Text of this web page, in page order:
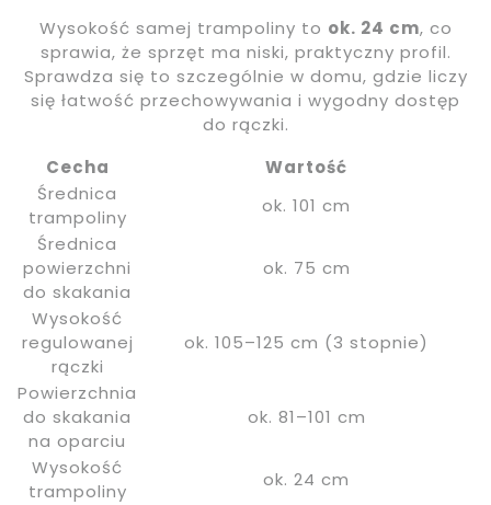
Wysokość samej trampoliny to ok. 24 cm, co
sprawia, że sprzęt ma niski, praktyczny profil.
Sprawdza się to szczególnie w domu, gdzie liczy
się łatwość przechowywania i wygodny dostęp
do rączki.
Cecha
Wartość
Średnica
trampoliny
ok. 101 cm
Średnica
powierzchni
do skakania
ok. 75 cm
Wysokość
regulowanej
rączki
ok. 105–125 cm (3 stopnie)
Powierzchnia
do skakania
na oparciu
ok. 81–101 cm
Wysokość
trampoliny
ok. 24 cm